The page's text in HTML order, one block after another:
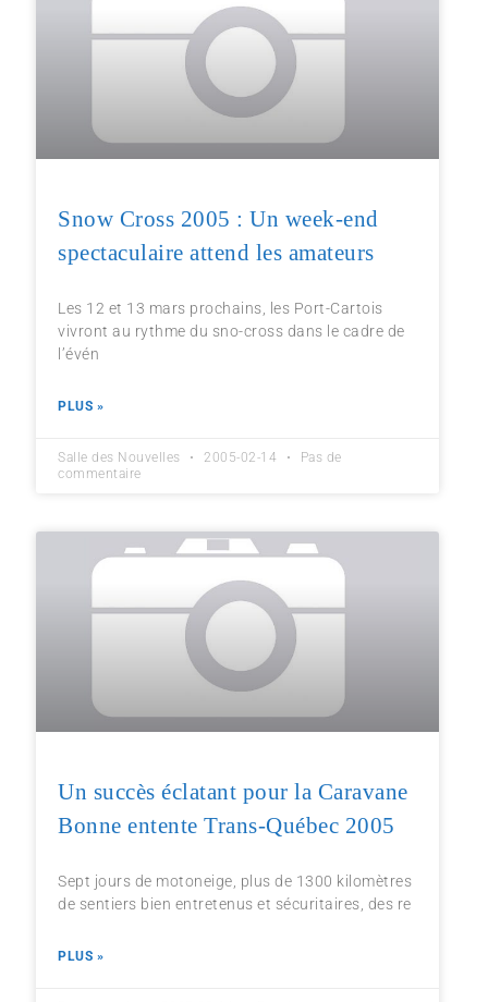
Snow Cross 2005 : Un week-end
spectaculaire attend les amateurs
Les 12 et 13 mars prochains, les Port-Cartois
vivront au rythme du sno-cross dans le cadre de
l’évén
PLUS »
Salle des Nouvelles 2005-02-14
Pas de
commentaire
Un succès éclatant pour la Caravane
Bonne entente Trans-Québec 2005
Sept jours de motoneige, plus de 1300 kilomètres
de sentiers bien entretenus et sécuritaires, des re
PLUS »